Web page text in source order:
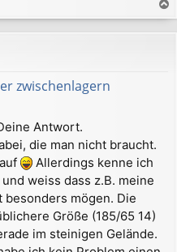
a
c
zwischenlagern
Antwort.
die man nicht braucht.
Allerdings kenne ich
weiss dass z.B. meine
besonders mögen. Die
Größe (185/65 14)
im steinigen Gelände.